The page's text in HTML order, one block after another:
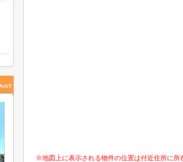
※地図上に表示される物件の位置は付近住所に所